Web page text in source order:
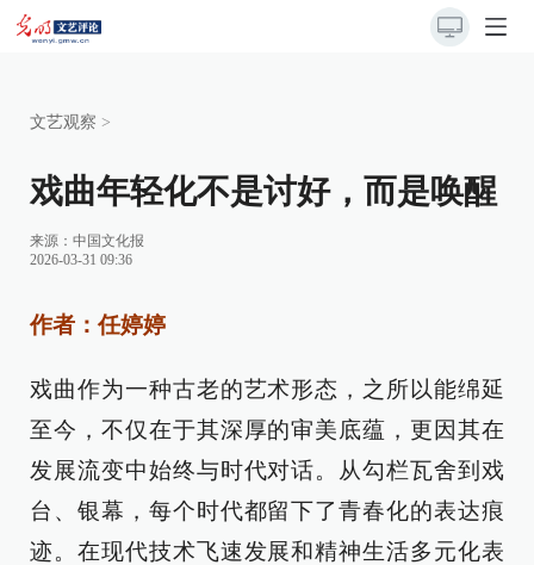
文艺观察 >
戏曲年轻化不是讨好，而是唤醒
来源： 中国文化报
2026-03-31 09:36
作者：任婷婷
戏曲作为一种古老的艺术形态，之所以能绵延
至今，不仅在于其深厚的审美底蕴，更因其在
发展流变中始终与时代对话。从勾栏瓦舍到戏
台、银幕，每个时代都留下了青春化的表达痕
迹。在现代技术飞速发展和精神生活多元化表